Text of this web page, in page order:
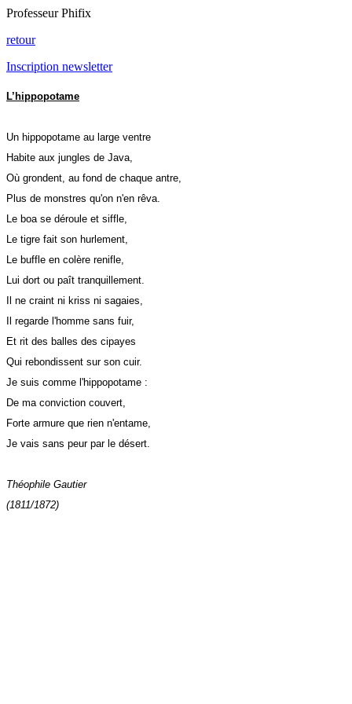
Professeur Phifix
retour
Inscription newsletter
L’hippopotame
Un hippopotame au large ventre
Habite aux jungles de Java,
Où grondent, au fond de chaque antre,
Plus de monstres qu'on n'en rêva.
Le boa se déroule et siffle,
Le tigre fait son hurlement,
Le buffle en colère renifle,
Lui dort ou paît tranquillement.
Il ne craint ni kriss ni sagaies,
Il regarde l'homme sans fuir,
Et rit des balles des cipayes
Qui rebondissent sur son cuir.
Je suis comme l'hippopotame :
De ma conviction couvert,
Forte armure que rien n'entame,
Je vais sans peur par le désert.
Théophile Gautier
(1811/1872)